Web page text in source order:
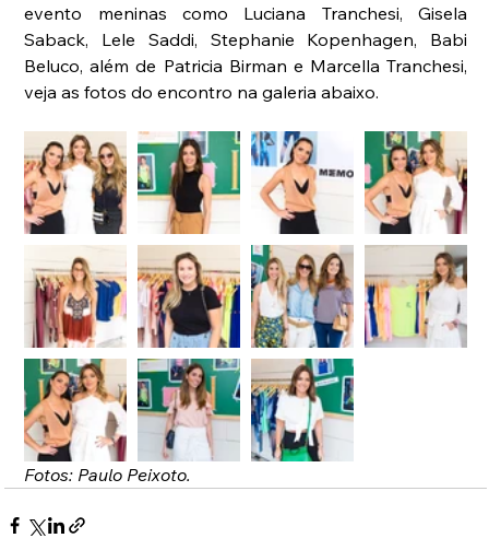
evento meninas como Luciana Tranchesi, Gisela
Saback, Lele Saddi, Stephanie Kopenhagen, Babi
Beluco, além de Patricia Birman e Marcella Tranchesi,
veja as fotos do encontro na galeria abaixo.
Fotos: Paulo Peixoto.